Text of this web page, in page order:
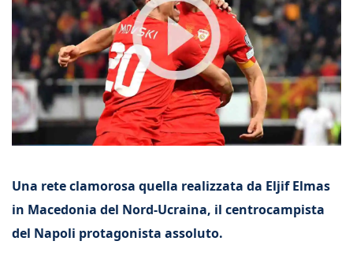
Una rete clamorosa quella realizzata da Eljif Elmas
in Macedonia del Nord-Ucraina, il centrocampista
del Napoli protagonista assoluto.